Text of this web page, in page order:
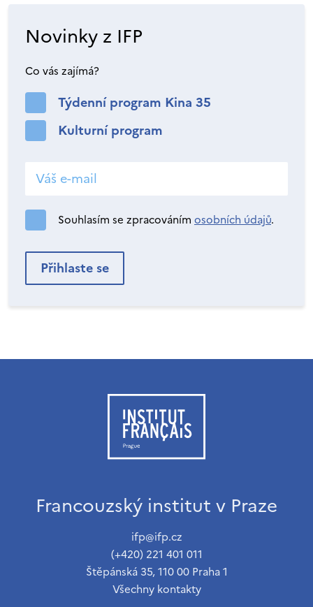
Novinky z IFP
Co vás zajímá?
Týdenní program Kina 35
Kulturní program
Souhlasím se zpracováním osobních údajů.
Francouzský institut v Praze
ifp@ifp.cz
(+420) 221 401 011
Štěpánská 35, 110 00 Praha 1
Všechny kontakty